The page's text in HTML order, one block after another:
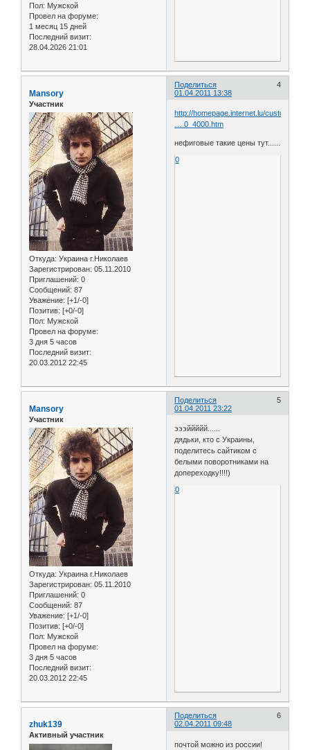
Пол: Мужской
Провел на форуме:
1 месяц 15 дней
Последний визит:
28.04.2026 21:01
Поделиться
4
01.04.2011 13:38
Mansory
Участник
Откуда: Украина г.Николаев
Зарегистрирован: 05.11.2010
Приглашений: 0
Сообщений: 87
Уважение: [+1/-0]
Позитив: [+0/-0]
Пол: Мужской
Провел на форуме:
3 дня 5 часов
Последний визит:
20.03.2012 22:45
http://homepage.internet.lu/customautoc
… 0_4000.htm
нефиговые такие цены тут......
0
Поделиться
5
01.04.2011 23:22
Mansory
Участник
Откуда: Украина г.Николаев
Зарегистрирован: 05.11.2010
Приглашений: 0
Сообщений: 87
Уважение: [+1/-0]
Позитив: [+0/-0]
Пол: Мужской
Провел на форуме:
3 дня 5 часов
Последний визит:
20.03.2012 22:45
эээййййй......
дядьки, кто с Украины,
поделитесь сайтиком с
белыми поворотниками на
допереходку!!!!)
0
Поделиться
6
02.04.2011 09:48
zhuk139
Активный участник
почтой можно из россии!